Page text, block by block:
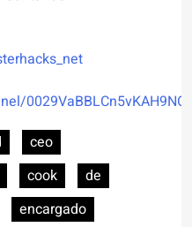
ceo
cook
de
encargado